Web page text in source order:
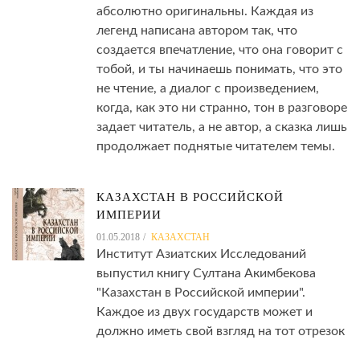
абсолютно оригинальны. Каждая из
легенд написана автором так, что
создается впечатление, что она говорит с
тобой, и ты начинаешь понимать, что это
не чтение, а диалог с произведением,
когда, как это ни странно, тон в разговоре
задает читатель, а не автор, а сказка лишь
продолжает поднятые читателем темы.
КАЗАХСТАН В РОССИЙСКОЙ
ИМПЕРИИ
01.05.2018 КАЗАХСТАН
Институт Азиатских Исследований
выпустил книгу Султана Акимбекова
"Казахстан в Российской империи".
Каждое из двух государств может и
должно иметь свой взгляд на тот отрезок